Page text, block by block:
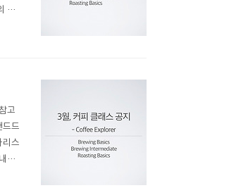
내
고
드
리스
용
정